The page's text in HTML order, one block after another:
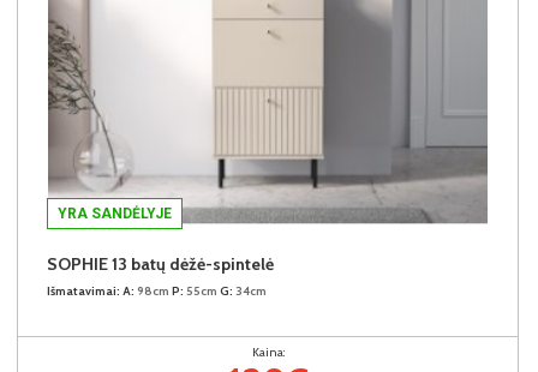
YRA SANDĖLYJE
SOPHIE 13 batų dėžė-spintelė
Išmatavimai: A: 98cm P: 55cm G: 34cm
Kaina: